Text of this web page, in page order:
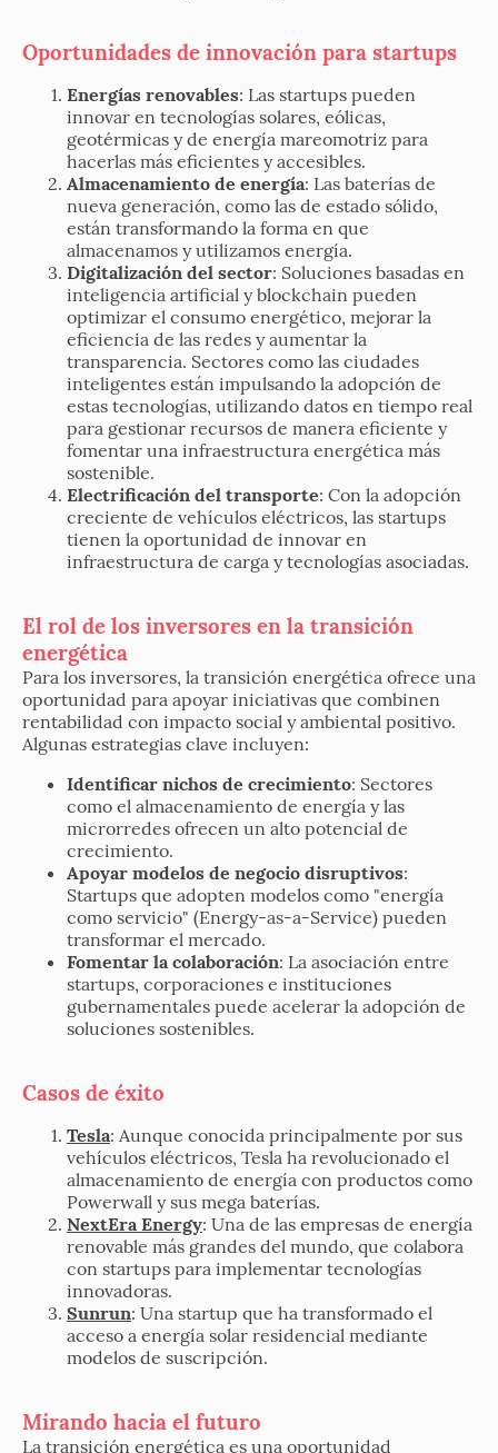
Oportunidades de innovación para startups
Energías renovables: Las startups pueden
innovar en tecnologías solares, eólicas,
geotérmicas y de energía mareomotriz para
hacerlas más eficientes y accesibles.
Almacenamiento de energía: Las baterías de
nueva generación, como las de estado sólido,
están transformando la forma en que
almacenamos y utilizamos energía.
Digitalización del sector: Soluciones basadas en
inteligencia artificial y blockchain pueden
optimizar el consumo energético, mejorar la
eficiencia de las redes y aumentar la
transparencia. Sectores como las ciudades
inteligentes están impulsando la adopción de
estas tecnologías, utilizando datos en tiempo real
para gestionar recursos de manera eficiente y
fomentar una infraestructura energética más
sostenible.
Electrificación del transporte: Con la adopción
creciente de vehículos eléctricos, las startups
tienen la oportunidad de innovar en
infraestructura de carga y tecnologías asociadas.
El rol de los inversores en la transición
energética
Para los inversores, la transición energética ofrece una
oportunidad para apoyar iniciativas que combinen
rentabilidad con impacto social y ambiental positivo.
Algunas estrategias clave incluyen:
Identificar nichos de crecimiento: Sectores
como el almacenamiento de energía y las
microrredes ofrecen un alto potencial de
crecimiento.
Apoyar modelos de negocio disruptivos:
Startups que adopten modelos como "energía
como servicio" (Energy-as-a-Service) pueden
transformar el mercado.
Fomentar la colaboración: La asociación entre
startups, corporaciones e instituciones
gubernamentales puede acelerar la adopción de
soluciones sostenibles.
Casos de éxito
Tesla: Aunque conocida principalmente por sus
vehículos eléctricos, Tesla ha revolucionado el
almacenamiento de energía con productos como
Powerwall y sus mega baterías.
NextEra Energy: Una de las empresas de energía
renovable más grandes del mundo, que colabora
con startups para implementar tecnologías
innovadoras.
Sunrun: Una startup que ha transformado el
acceso a energía solar residencial mediante
modelos de suscripción.
Mirando hacia el futuro
La transición energética es una oportunidad